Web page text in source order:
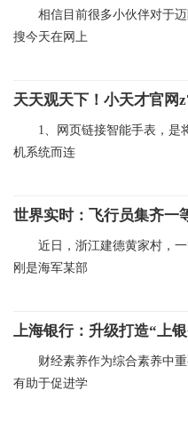
相信目前很多小伙伴对于
搜今天在网上
天天观天下！小天才官网
1、网页链接智能手表，是
机系统而连
世界实时：飞行员集齐一
近日，浙江建德黄家村，
刚是海军某部
财经素养作为综合素养中
有助于促进学